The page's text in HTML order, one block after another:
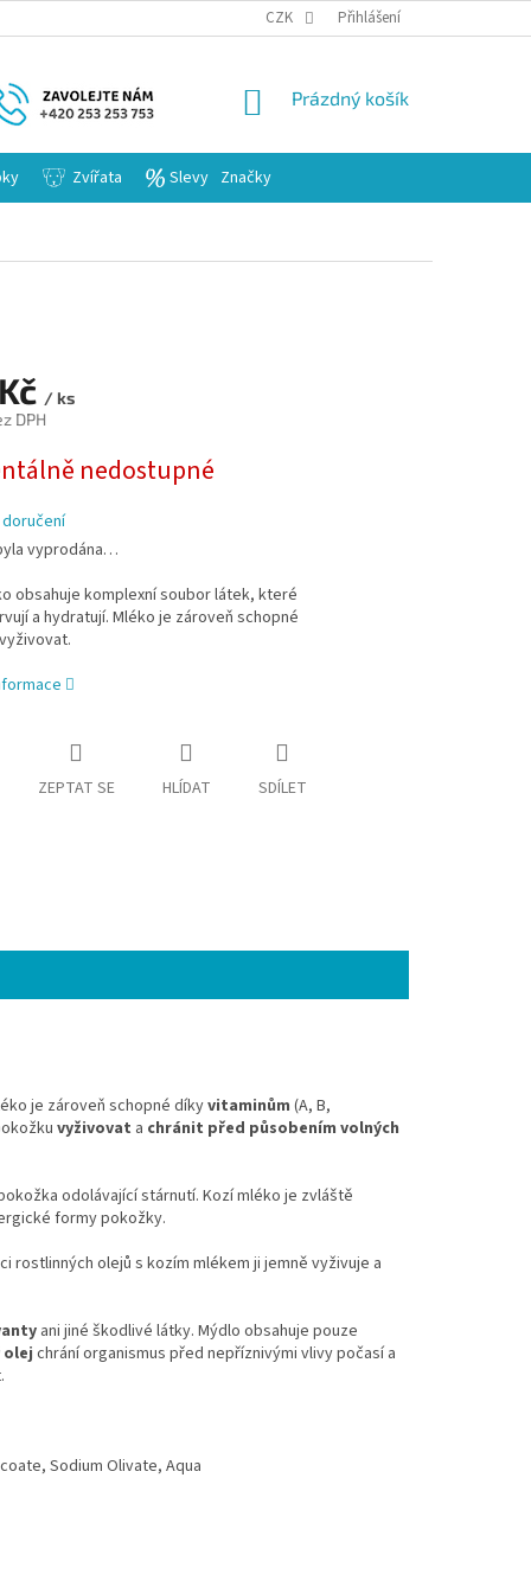
CZK Přihlášení
NÁKUPNÍ
Prázdný košík
Zvířata Slevy Značky
/ ks
DPH
nedostupné
vyprodána…
obsahuje komplexní soubor látek, které
a hydratují. Mléko je zároveň schopné
ZEPTAT SE HLÍDAT SDÍLET
je zároveň schopné díkyvitaminům (A, B,
vyživovat a chránit před působením volných
odolávající stárnutí. Kozí mléko je zvláště
formy pokožky.
rostlinných olejů s kozím mlékem ji jemně vyživuje a
ani jiné škodlivé látky. Mýdlo obsahuje pouze
olejchrání organismus před nepříznivými vlivy počasí a
Sodium Olivate, Aqua